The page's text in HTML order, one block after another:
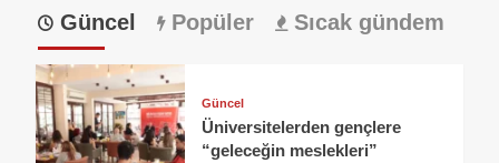
Güncel Popüler Sıcak gündem
Güncel
Üniversitelerden gençlere
“geleceğin meslekleri”